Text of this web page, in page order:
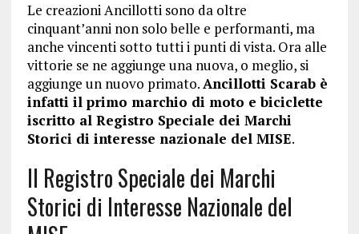
Le creazioni Ancillotti sono da oltre
cinquant’anni non solo belle e performanti, ma
anche vincenti sotto tutti i punti di vista. Ora alle
vittorie se ne aggiunge una nuova, o meglio, si
aggiunge un nuovo primato.Ancillotti Scarab è
infatti il primo marchio di moto e biciclette
iscritto al Registro Speciale dei Marchi
Storici di interesse nazionale del MISE.
Il Registro Speciale dei Marchi
Storici di Interesse Nazionale del